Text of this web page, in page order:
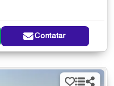
Contatar